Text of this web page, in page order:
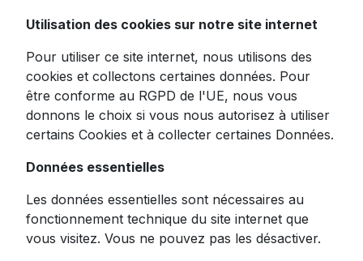
aluminium 195mm
Découvrez latrancheuse électrique
professionnelle La zappa, l'alliée
indispensable des gastronomes exigeants et
d'une lame de 195 mm en acier inoxydable
vous permet de trancher avec précision
viandes, charcuteries, fromages et même le
pain.
Utilisation des cookies sur notre site internet
Pour utiliser ce site internet, nous utilisons des
cookies et collectons certaines données. Pour
être conforme au RGPD de l'UE, nous vous
donnons le choix si vous nous autorisez à utiliser
certains Cookies et à collecter certaines Données.
Données essentielles
Les données essentielles sont nécessaires au
fonctionnement technique du site internet que
vous visitez. Vous ne pouvez pas les désactiver.